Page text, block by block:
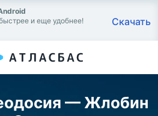
и еще удобнее!
Скачать
— Жлобин